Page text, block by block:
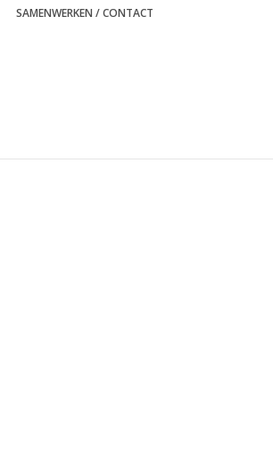
SAMENWERKEN / CONTACT